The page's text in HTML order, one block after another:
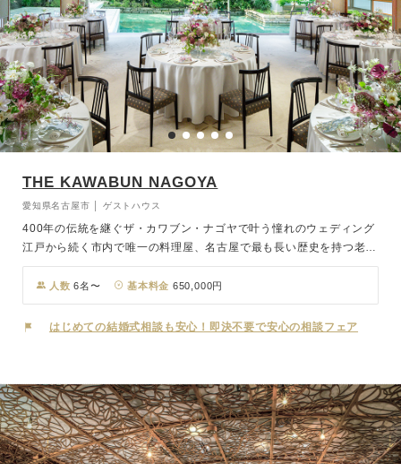
THE KAWABUN NAGOYA
愛知県名古屋市 │ ゲストハウス
400年の伝統を継ぐザ・カワブン・ナゴヤで叶う憧れのウェディング
江戸から続く市内で唯一の料理屋、名古屋で最も長い歴史を持つ老舗
料亭 河文 歴史と共に国内外のVIPに愛され続けてきました。その想
いを受け継ぎ 新しく誕生したザ・カワブン・ナゴヤ名古屋の街と共
に歩んできたこの場所で大切な皆様をお迎えします。
人数 6名〜 基本料金 650,000円
はじめての結婚式相談も安心！即決不要で安心の相談フェア